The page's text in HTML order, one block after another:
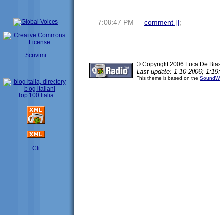
Scrivimi
7:08:47 PM comment [] ;
© Copyright 2006 Luca De
Last update: 1-10-2006;
This theme is based on the